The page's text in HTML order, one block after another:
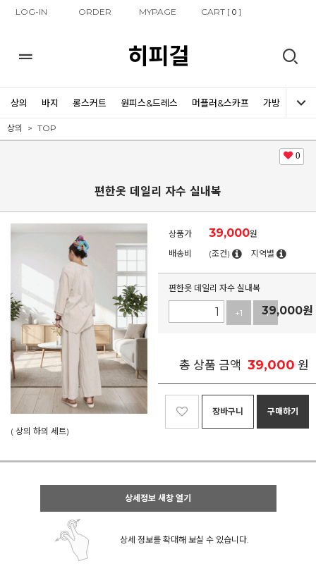
LOG-IN ORDER MYPAGE CART [0 ]
히피걸
상의 바지 롱스커트 원피스&드레스 머플러&스카프 가방 신발
상의 TOP
0
편한옷 데일리 자수 실내복
( 상의 하의 세트)
상품가 39,000원
배송비
(조건) 지역별
편한옷 데일리 자수 실내복
+1 -1
39,000원
총 상품 금액 39,000 원
장바구니 구매하기
상세정보 새창 열기
상세 정보를 확대해 보실 수 있습니다.